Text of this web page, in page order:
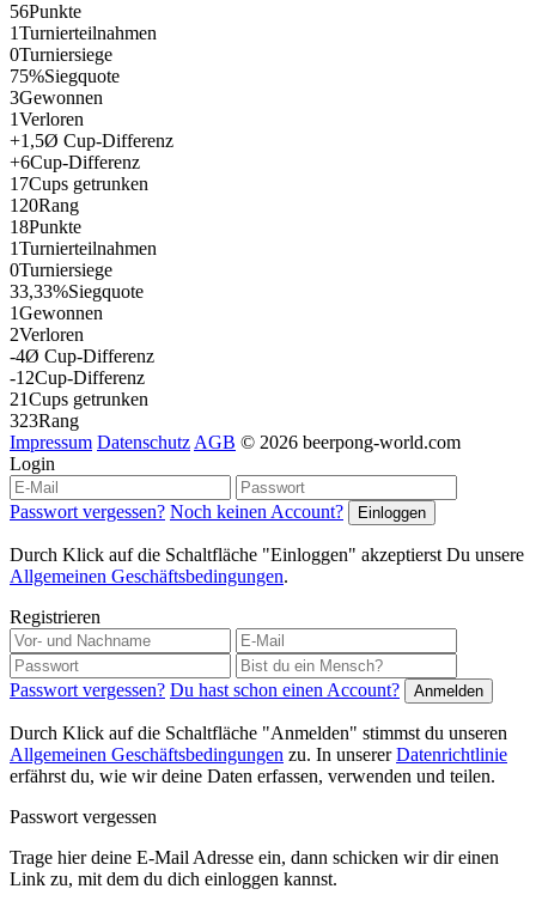
56Punkte
1Turnierteilnahmen
0Turniersiege
75%Siegquote
3Gewonnen
1Verloren
+1,5Ø Cup-Differenz
+6Cup-Differenz
17Cups getrunken
120Rang
18Punkte
1Turnierteilnahmen
0Turniersiege
33,33%Siegquote
1Gewonnen
2Verloren
-4Ø Cup-Differenz
-12Cup-Differenz
21Cups getrunken
323Rang
Impressum DatenschutzAGB © 2026 beerpong-world.com
Login
Passwort vergessen? Noch keinen Account?
Durch Klick auf die Schaltfläche "Einloggen" akzeptierst Du unsere
Allgemeinen Geschäftsbedingungen.
Registrieren
Passwort vergessen? Du hast schon einen Account?
Durch Klick auf die Schaltfläche "Anmelden" stimmst du unseren
Allgemeinen Geschäftsbedingungen zu. In unsererDatenrichtlinie
erfährst du, wie wir deine Daten erfassen, verwenden und teilen.
Passwort vergessen
Trage hier deine E-Mail Adresse ein, dann schicken wir dir einen
Link zu, mit dem du dich einloggen kannst.